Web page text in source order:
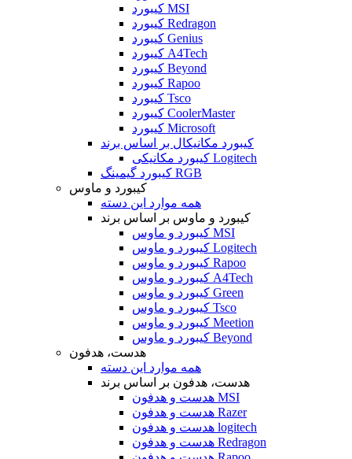
کیبورد MSI
کیبورد Redragon
کیبورد Genius
کیبورد A4Tech
کیبورد Beyond
کیبورد Rapoo
کیبورد Tsco
کیبورد CoolerMaster
کیبورد Microsoft
کیبورد مکانیکال بر اساس برند
کیبورد مکانیکی Logitech
کیبورد گیمینگ RGB
کیبورد و ماوس
همه موارد این دسته
کیبورد و ماوس بر اساس برند
کیبورد و ماوس MSI
کیبورد و ماوس Logitech
کیبورد و ماوس Rapoo
کیبورد و ماوس A4Tech
کیبورد و ماوس Green
کیبورد و ماوس Tsco
کیبورد و ماوس Meetion
کیبورد و ماوس Beyond
هدست، هدفون
همه موارد این دسته
هدست، هدفون بر اساس برند
هدست و هدفون MSI
هدست و هدفون Razer
هدست و هدفون logitech
هدست و هدفون Redragon